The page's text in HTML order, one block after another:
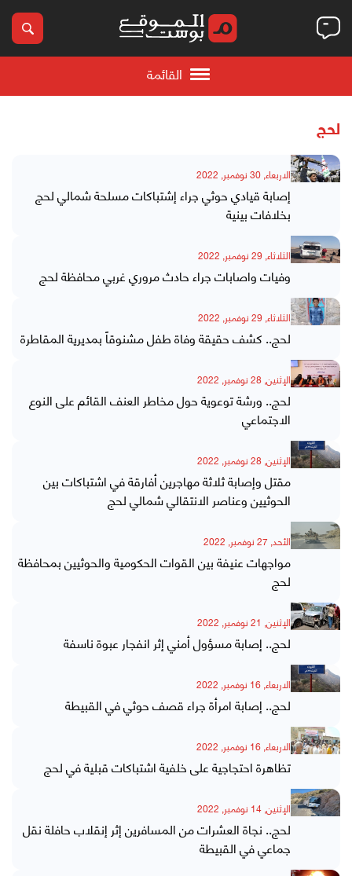
القائمة
لحج
الاربعاء, 30 نوفمبر, 2022
إصابة قيادي حوثي جراء إشتباكات مسلحة شمالي لحج
بخلافات بينية
الثلاثاء, 29 نوفمبر, 2022
وفيات واصابات جراء حادث مروري غربي محافظة لحج
الثلاثاء, 29 نوفمبر, 2022
لحج.. كشف حقيقة وفاة طفل مشنوقاً بمديرية المقاطرة
الإثنين, 28 نوفمبر, 2022
لحج.. ورشة توعوية حول مخاطر العنف القائم على النوع
الاجتماعي
الإثنين, 28 نوفمبر, 2022
مقتل وإصابة ثلاثة مهاجرين أفارقة في اشتباكات بين
الحوثيين وعناصر الانتقالي شمالي لحج
الأحد, 27 نوفمبر, 2022
مواجهات عنيفة بين القوات الحكومية والحوثيين بمحافظة
لحج
الإثنين, 21 نوفمبر, 2022
لحج.. إصابة مسؤول أمني إثر انفجار عبوة ناسفة
الاربعاء, 16 نوفمبر, 2022
لحج.. إصابة امرأة جراء قصف حوثي في القبيطة
الاربعاء, 16 نوفمبر, 2022
تظاهرة احتجاجية على خلفية اشتباكات قبلية في لحج
الإثنين, 14 نوفمبر, 2022
لحج.. نجاة العشرات من المسافرين إثر إنقلاب حافلة نقل
جماعي في القبيطة